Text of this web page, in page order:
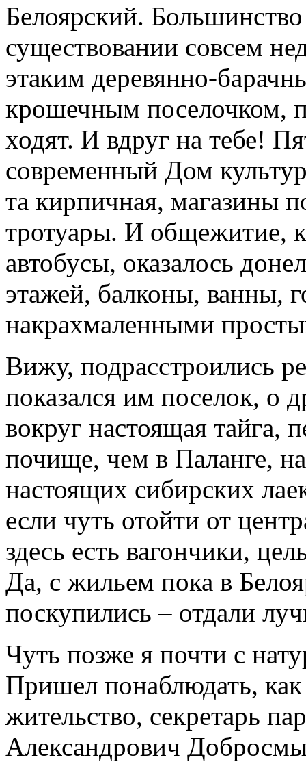
Белоярский.
существовании совсем
этаким деревянно-
крошечным поселочком,
ходят. И вдруг на тебе!
современный Дом
та кирпичная, магазины
тротуары. И общежитие,
автобусы, оказалось
этажей, балконы, ванны,
накрахмаленными
Вижу, подрасстроились
показался им поселок, о
вокруг настоящая тайга,
почище, чем в Паланге,
настоящих сибирских
если чуть отойти от
здесь есть вагончики,
Да, с жильем пока в
поскупились – отдали
Чуть позже я почти с
Пришел понаблюдать, как
жительство, секретарь
Александрович